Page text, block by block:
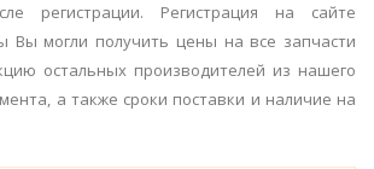
регистрации. Регистрация на сайте
Вы могли получить цены на все запчасти
остальных производителей из нашего
а также сроки поставки и наличие на